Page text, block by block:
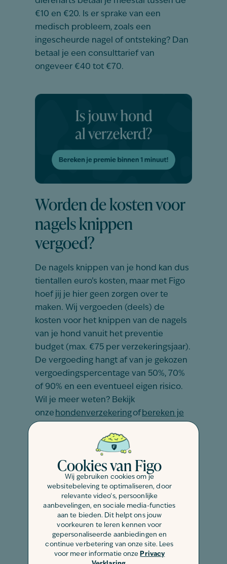
Cookies van Figo
Wij gebruiken cookies om je
websitebeleving te optimaliseren, door
relevante video's, persoonlijke
aanbevelingen, en sociale media-functies
aan te bieden. Dit helpt ons jouw
voorkeuren te leren kennen voor
gepersonaliseerde aanbiedingen en
continue verbetering van onze site. Lees
voor meer informatie onze Privacy
€10 en €20. Is er sprake van een
medisch probleem, zoals een
ingescheurde nagel of ontsteking? Dan
betaal
je een consulttarief van
ongeveer €40 tot €70.
Worden de kosten voor
nagels knippen
vergoed?
De nagels knippen van je hond kan dus
tientallen euro’s kosten, maar met Figo
hoef jij je hier geen zorgen over te
maken. Wij vergoeden (deels) de
kosten voor het knippen van de nagels
van je hond vanuit het preventie
budget (max. €75 per verzekeringsjaar).
De vergoeding hangt af van je gekozen
vergoedingspercentage van 50%, 70%
of 90% en een eventueel eigen risico.
Wil je meer weten? Bekijk
onze hondenverzekeringof bereken je
We proberen alle vergoedingen en
voorwaarden zo duidelijk mogelijk op
onze website te zetten. Wil je weten wat
de uitsluitingen en beperkingen zijn?
Bekijk dan onzepolisvoorwaardenof
vergoedingenoverzicht. De
polisvoorwaarden bepalen altijd wat er
wel en niet gedekt is.